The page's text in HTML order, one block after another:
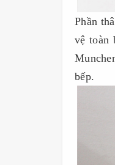
Phần
vệ toàn
bếp.